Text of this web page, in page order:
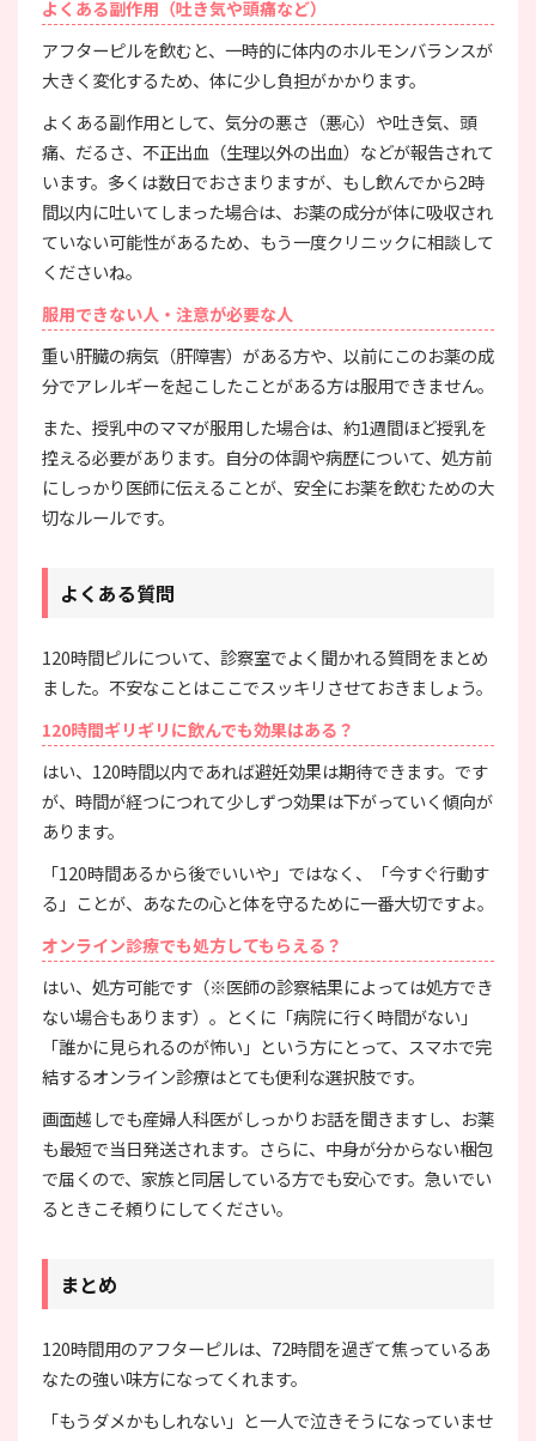
よくある副作用（吐き気や頭痛など）
アフターピルを飲むと、一時的に体内のホルモンバランスが
大きく変化するため、体に少し負担がかかります。
よくある副作用として、気分の悪さ（悪心）や吐き気、頭
痛、だるさ、不正出血（生理以外の出血）などが報告されて
います。多くは数日でおさまりますが、もし飲んでから2時
間以内に吐いてしまった場合は、お薬の成分が体に吸収され
ていない可能性があるため、もう一度クリニックに相談して
くださいね。
服用できない人・注意が必要な人
重い肝臓の病気（肝障害）がある方や、以前にこのお薬の成
分でアレルギーを起こしたことがある方は服用できません。
また、授乳中のママが服用した場合は、約1週間ほど授乳を
控える必要があります。自分の体調や病歴について、処方前
にしっかり医師に伝えることが、安全にお薬を飲むための大
切なルールです。
よくある質問
120時間ピルについて、診察室でよく聞かれる質問をまとめ
ました。不安なことはここでスッキリさせておきましょう。
120時間ギリギリに飲んでも効果はある？
はい、120時間以内であれば避妊効果は期待できます。です
が、時間が経つにつれて少しずつ効果は下がっていく傾向が
あります。
「120時間あるから後でいいや」ではなく、「今すぐ行動す
る」ことが、あなたの心と体を守るために一番大切ですよ。
オンライン診療でも処方してもらえる？
はい、処方可能です（※医師の診察結果によっては処方でき
ない場合もあります）。とくに「病院に行く時間がない」
「誰かに見られるのが怖い」という方にとって、スマホで完
結するオンライン診療はとても便利な選択肢です。
画面越しでも産婦人科医がしっかりお話を聞きますし、お薬
も最短で当日発送されます。さらに、中身が分からない梱包
で届くので、家族と同居している方でも安心です。急いでい
るときこそ頼りにしてください。
まとめ
120時間用のアフターピルは、72時間を過ぎて焦っているあ
なたの強い味方になってくれます。
「もうダメかもしれない」と一人で泣きそうになっていませ